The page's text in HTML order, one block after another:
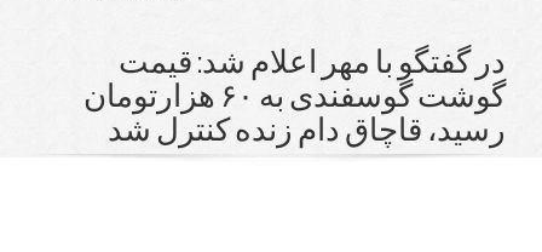
با مهر اعلام شد: قیمت
گوشت گوسفندی به ۶۰ هزارتومان
قاچاق دام زنده كنترل شد